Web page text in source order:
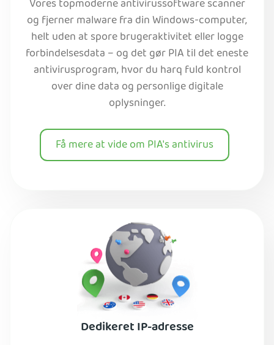
Vores topmoderne antivirussoftware scanner
og fjerner malware fra din Windows-computer,
helt uden at spore brugeraktivitet eller logge
forbindelsesdata – og det gør PIA til det eneste
antivirusprogram, hvor du harq fuld kontrol
over dine data og personlige digitale
oplysninger.
Få mere at vide om PIA's antivirus
Dedikeret IP-adresse